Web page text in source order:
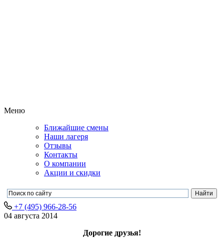
Меню
Ближайшие смены
Наши лагеря
Отзывы
Контакты
О компании
Акции и скидки
+7 (495) 966-28-56
04 августа 2014
Дорогие друзья!